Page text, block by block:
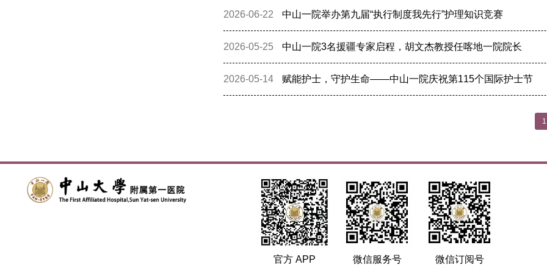
2026-06-22 中山一院举办第九届“执行制度我先行”护理知识竞赛
2026-05-25 中山一院3名援疆专家启程，胡文杰教授任喀地一院院长
2026-05-14 赋能护士，守护生命——中山一院庆祝第115个国际护士节
1
官方 APP 微信服务号 微信订阅号